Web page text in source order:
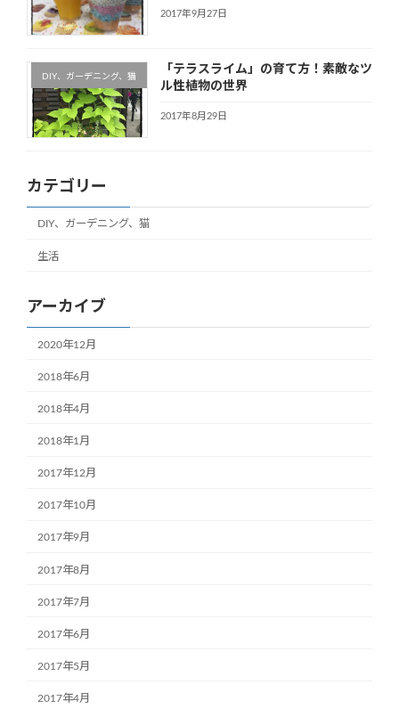
2017年9月27日
DIY、ガーデニング、猫
「テラスライム」の育て方！素敵なツ
ル性植物の世界
2017年8月29日
カテゴリー
DIY、ガーデニング、猫
生活
アーカイブ
2020年12月
2018年6月
2018年4月
2018年1月
2017年12月
2017年10月
2017年9月
2017年8月
2017年7月
2017年6月
2017年5月
2017年4月